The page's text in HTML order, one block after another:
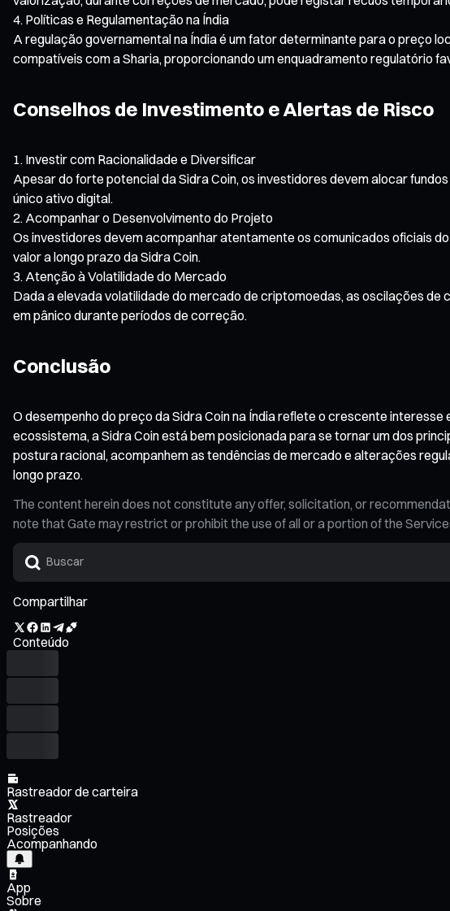
Políticas e Regulamentação na Índia
A regulação governamental na Índia é um fator determinante para o preço
compatíveis com a Sharia, proporcionando um enquadramento regulatório
Conselhos de Investimento e Alertas de Risco
Investir com Racionalidade e Diversificar
Apesar do forte potencial da Sidra Coin, os investidores devem alocar
único ativo digital.
Acompanhar o Desenvolvimento do Projeto
Os investidores devem acompanhar atentamente os comunicados oficiais
valor a longo prazo da Sidra Coin.
Atenção à Volatilidade do Mercado
Dada a elevada volatilidade do mercado de criptomoedas, as oscilações
em pânico durante períodos de correção.
Conclusão
O desempenho do preço da Sidra Coin na Índia reflete o crescente
ecossistema, a Sidra Coin está bem posicionada para se tornar um dos
postura racional, acompanhem as tendências de mercado e alterações
longo prazo.
The content herein does not constitute any offer, solicitation, or
note that Gate may restrict or prohibit the use of all or a portion of the
Compartilhar
Conteúdo
Rastreador de carteira
Rastreador
Posições
Acompanhando
App
Sobre